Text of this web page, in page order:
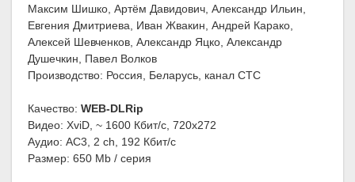
Максим Шишко, Артём Давидович, Александр Ильин,
Евгения Дмитриева, Иван Жвакин, Андрей Карако,
Алексей Шевченков, Александр Яцко, Александр
Душечкин, Павел Волков
Производство: Россия, Беларусь, канал СТС
Качество: WEB-DLRip
Видео: XviD, ~ 1600 Кбит/с, 720x272
Аудио: AC3, 2 ch, 192 Кбит/с
Размер: 650 Mb / серия